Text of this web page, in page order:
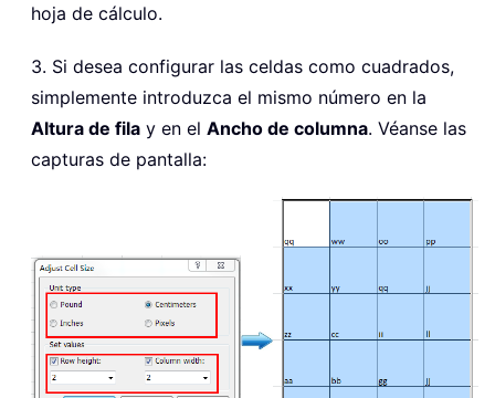
hoja de cálculo.
3. Si desea configurar las celdas como cuadrados,
simplemente introduzca el mismo número en la
Altura de fila y en el Ancho de columna. Véanse las
capturas de pantalla: